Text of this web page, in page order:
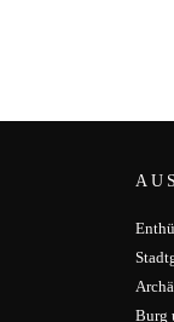
Burg